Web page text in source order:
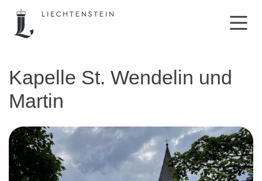
Kapelle St. Wendelin und
Martin